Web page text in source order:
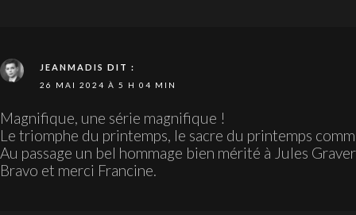
JEANMADIS DIT :
26 MAI 2024 À 5 H 04 MIN
Magnifique, une série magnifique !
Le triomphe du printemps, le sacre du printemps
Au passage un bel hommage bien mérité à Jules
Bravo et merci Francine.